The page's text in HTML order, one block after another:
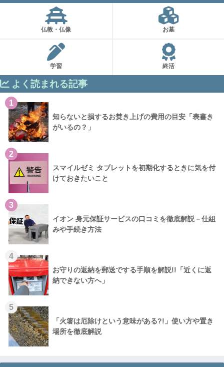
仏教・仏像 お墓
学習 終活
よく読まれる記事
1
知らないと損するお焚き上げの費用の目安「表書き
がいるの？」
2
スマイルゼミ タブレットを初期化するときに気を付
けておきたいこと
3
イオン 身元保証サービスの口コミを徹底解説－仕組
みや手続き方法
4
お守りの返納を郵送でする手順を解説!!「近くに返
納できない方へ」
5
「火箸は厄除けという意味がある?!」使い方や置き
場所を徹底解説